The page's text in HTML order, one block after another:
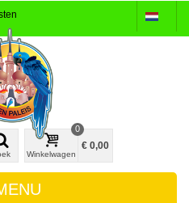
Winkelwagen
0
€ 0,00